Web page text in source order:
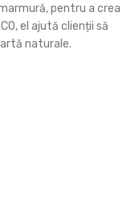
pentru a crea
el ajută clienții să
naturale.